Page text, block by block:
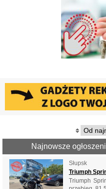
Najnowsze
Słupsk
Triumph
Triumph